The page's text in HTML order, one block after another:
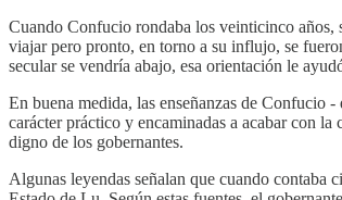
Cuando Confucio rondaba los veinticinco años,
viajar pero pronto, en torno a su influjo, se
secular se vendría abajo, esa orientación le
En buena medida, las enseñanzas de Confucio
carácter práctico y encaminadas a acabar con
digno de los gobernantes.
Algunas leyendas señalan que cuando contaba